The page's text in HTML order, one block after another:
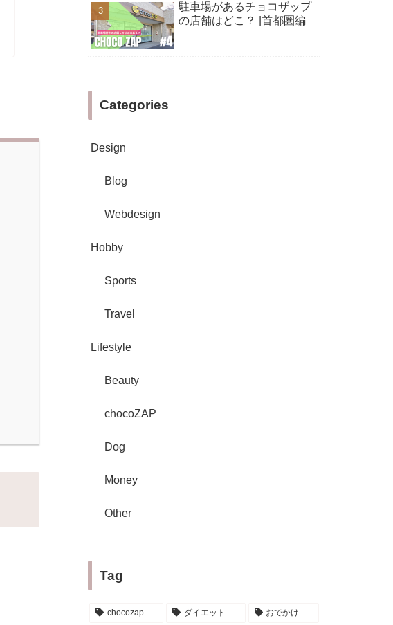
駐車場があるチョコザップ
の店舗はどこ？ |首都圏編
Categories
Design
Blog
Webdesign
Hobby
Sports
Travel
Lifestyle
Beauty
chocoZAP
Dog
Money
Other
Tag
chocozap ダイエット おでかけ